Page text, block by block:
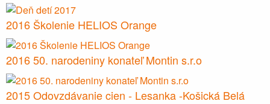
2016 Školenie HELIOS Orange
2016 50. narodeniny konateľ Montin s.r.o
2015 Odovzdávanie cien - Lesanka -Košická Belá